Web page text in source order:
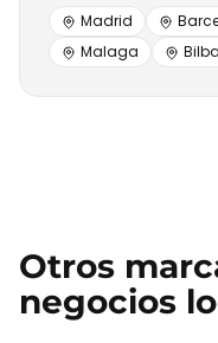
Madrid
Malaga
Otros
negocios